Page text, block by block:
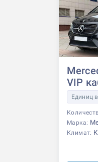
VIP
Единиц
Марка:
Климат: